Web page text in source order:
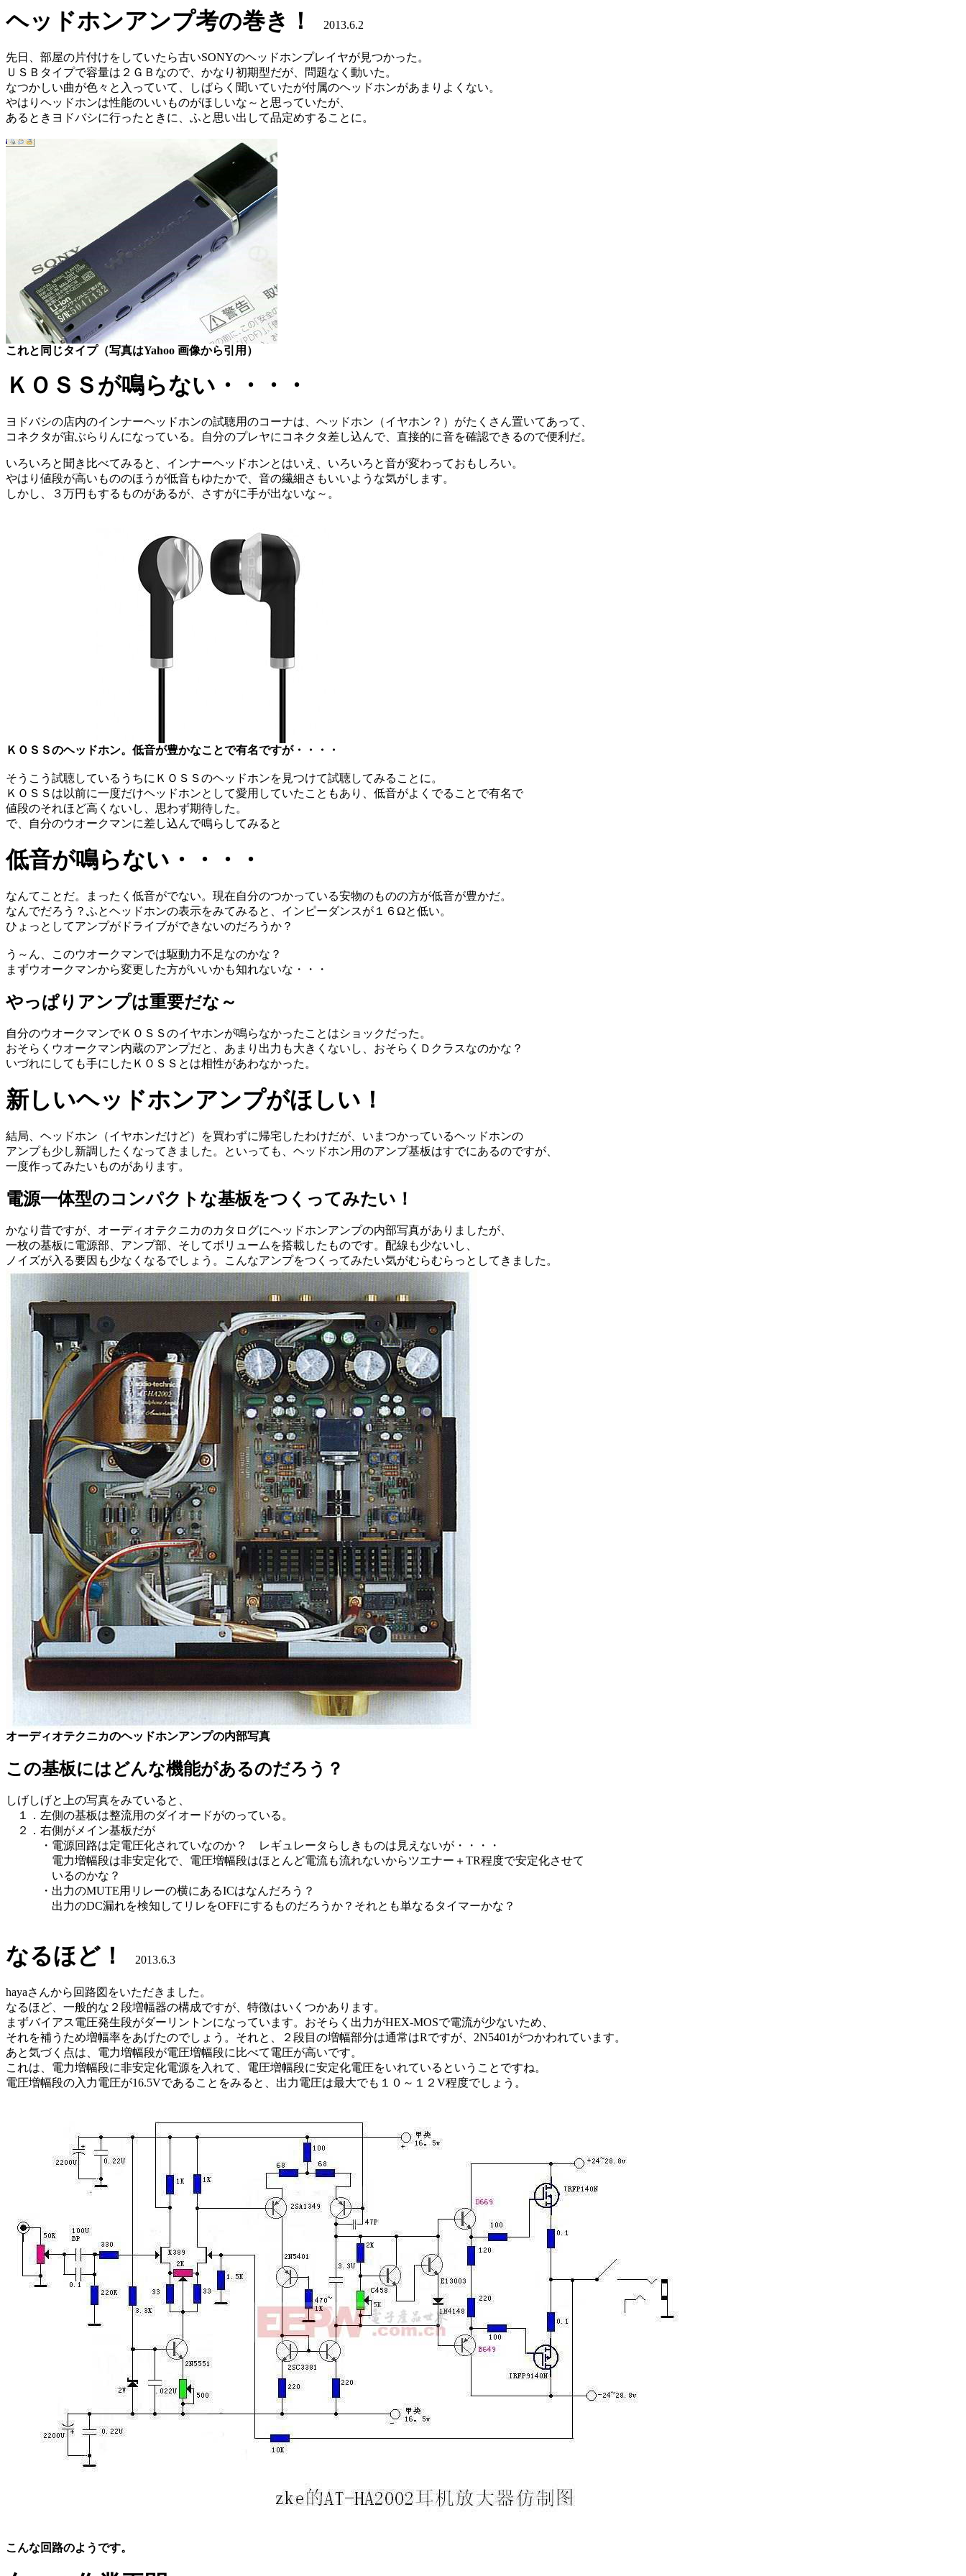
ヘッドホンアンプ考の巻き！ 2013.6.2
先日、部屋の片付けをしていたら古いSONYのヘッドホンプレイヤが見つかった。
ＵＳＢタイプで容量は２ＧＢなので、かなり初期型だが、問題なく動いた。
なつかしい曲が色々と入っていて、しばらく聞いていたが付属のヘッドホンがあまりよくない。
やはりヘッドホンは性能のいいものがほしいな～と思っていたが、
あるときヨドバシに行ったときに、ふと思い出して品定めすることに。
これと同じタイプ（写真はYahoo 画像から引用）
ＫＯＳＳが鳴らない・・・・
ヨドバシの店内のインナーヘッドホンの試聴用のコーナは、ヘッドホン（イヤホン？）がたくさん置いてあって、
コネクタが宙ぶらりんになっている。自分のプレヤにコネクタ差し込んで、直接的に音を確認できるので便利だ。
いろいろと聞き比べてみると、インナーヘッドホンとはいえ、いろいろと音が変わっておもしろい。
やはり値段が高いもののほうが低音もゆたかで、音の繊細さもいいような気がします。
しかし、３万円もするものがあるが、さすがに手が出ないな～。
ＫＯＳＳのヘッドホン。低音が豊かなことで有名ですが・・・・
そうこう試聴しているうちにＫＯＳＳのヘッドホンを見つけて試聴してみることに。
ＫＯＳＳは以前に一度だけヘッドホンとして愛用していたこともあり、低音がよくでることで有名で
値段のそれほど高くないし、思わず期待した。
で、自分のウオークマンに差し込んで鳴らしてみると
低音が鳴らない・・・・
なんてことだ。まったく低音がでない。現在自分のつかっている安物のものの方が低音が豊かだ。
なんでだろう？ふとヘッドホンの表示をみてみると、インピーダンスが１６Ωと低い。
ひょっとしてアンプがドライブができないのだろうか？
う～ん、このウオークマンでは駆動力不足なのかな？
まずウオークマンから変更した方がいいかも知れないな・・・
やっぱりアンプは重要だな～
自分のウオークマンでＫＯＳＳのイヤホンが鳴らなかったことはショックだった。
おそらくウオークマン内蔵のアンプだと、あまり出力も大きくないし、おそらくＤクラスなのかな？
いづれにしても手にしたＫＯＳＳとは相性があわなかった。
新しいヘッドホンアンプがほしい！
結局、ヘッドホン（イヤホンだけど）を買わずに帰宅したわけだが、いまつかっているヘッドホンの
アンプも少し新調したくなってきました。といっても、ヘッドホン用のアンプ基板はすでにあるのですが、
一度作ってみたいものがあります。
電源一体型のコンパクトな基板をつくってみたい！
かなり昔ですが、オーディオテクニカのカタログにヘッドホンアンプの内部写真がありましたが、
一枚の基板に電源部、アンプ部、そしてボリュームを搭載したものです。配線も少ないし、
ノイズが入る要因も少なくなるでしょう。こんなアンプをつくってみたい気がむらむらっとしてきました。
オーディオテクニカのヘッドホンアンプの内部写真
この基板にはどんな機能があるのだろう？
しげしげと上の写真をみていると、
１．左側の基板は整流用のダイオードがのっている。
２．右側がメイン基板だが
・電源回路は定電圧化されていなのか？ レギュレータらしきものは見えないが・・・・
電力増幅段は非安定化で、電圧増幅段はほとんど電流も流れないからツエナー＋TR程度で安定化させて
いるのかな？
・出力のMUTE用リレーの横にあるICはなんだろう？
出力のDC漏れを検知してリレをOFFにするものだろうか？それとも単なるタイマーかな？
なるほど！ 2013.6.3
hayaさんから回路図をいただきました。
なるほど、一般的な２段増幅器の構成ですが、特徴はいくつかあります。
まずバイアス電圧発生段がダーリントンになっています。おそらく出力がHEX-MOSで電流が少ないため、
それを補うため増幅率をあげたのでしょう。それと、２段目の増幅部分は通常はRですが、2N5401がつかわれています。
あと気づく点は、電力増幅段が電圧増幅段に比べて電圧が高いです。
これは、電力増幅段に非安定化電源を入れて、電圧増幅段に安定化電圧をいれているということですね。
電圧増幅段の入力電圧が16.5Vであることをみると、出力電圧は最大でも１０～１２V程度でしょう。
こんな回路のようです。